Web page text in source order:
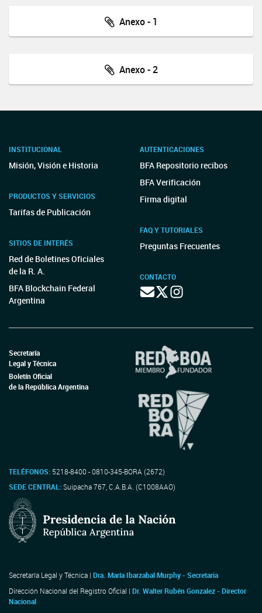
Anexo - 1
Anexo - 2
INSTITUCIONAL
Misión, Visión e Historia
PRODUCTOS Y SERVICIOS
Tarifas de Publicación
SITIOS DE INTERÉS
Red de Boletines Oficiales
de la R. A.
BFA Blockchain Federal
Argentina
AUTENTICACIONES
BFA Repositorio recibos
BFA Verificación
Firma digital
FAQ Y TUTORIALES
Preguntas Frecuentes
CONTACTO
Secretaría
Legal y Técnica
Boletín Oficial
de la República Argentina
TELÉFONOS: 5218-8400 - 0810-345-BORA (2672)
SEDE CENTRAL:Suipacha 767, C.A.B.A. (C1008AAO)
Secretaría Legal y Técnica | Dra. María Ibarzabal Murphy - Secretaria
Dirección Nacional del Registro Oficial | Dr. Walter Rubén Gonzalez - Director
Nacional